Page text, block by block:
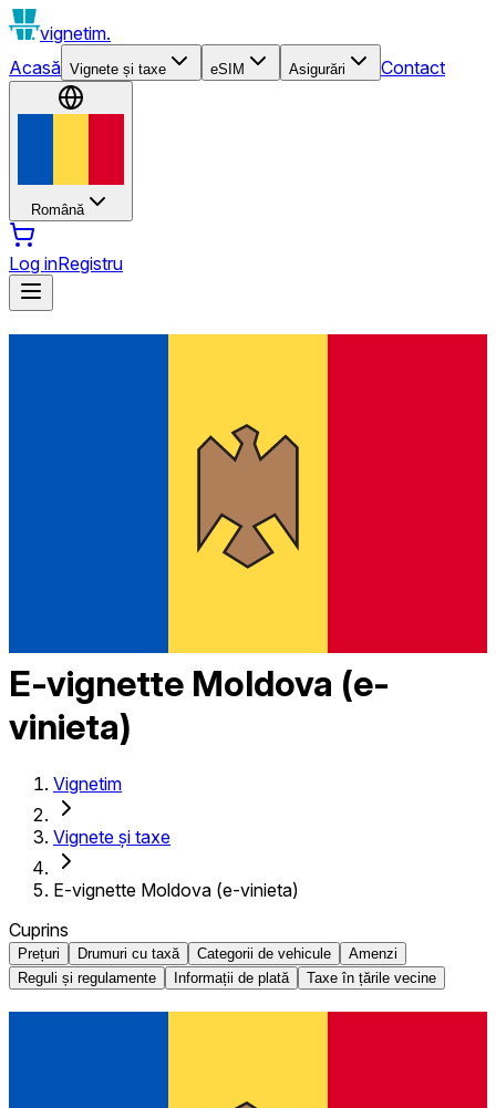
vignetim.
Acasă Vignete și taxe eSIM Asigurări Contact
Română
Log inRegistru
E-vignette Moldova (e-
vinieta)
Vignetim
Vignete și taxe
E-vignette Moldova (e-vinieta)
Cuprins
Prețuri Drumuri cu taxă Categorii de vehicule
Amenzi
Reguli și regulamente
Informații de plată Taxe în țările vecine